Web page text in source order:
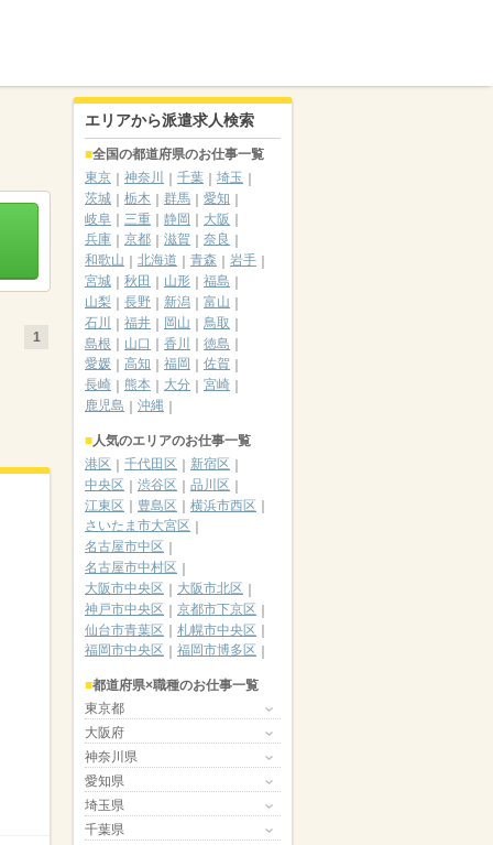
1
エリアから派遣求人検索
全国の都道府県のお仕事一覧
東京
神奈川 千葉
埼玉
茨城
栃木 群馬
愛知
岐阜
三重 静岡
大阪
兵庫
京都 滋賀
奈良
和歌山
北海道 青森
岩手
宮城
秋田 山形
福島
山梨
長野 新潟
富山
石川
福井 岡山
鳥取
島根
山口 香川
徳島
愛媛
高知 福岡
佐賀
長崎
熊本 大分
宮崎
鹿児島
沖縄
人気のエリアのお仕事一覧
港区
千代田区
新宿区
中央区
渋谷区
品川区
江東区
豊島区
横浜市西区
さいたま市大宮区
名古屋市中区
名古屋市中村区
大阪市中央区
大阪市北区
神戸市中央区
京都市下京区
仙台市青葉区
札幌市中央区
福岡市中央区
福岡市博多区
都道府県×職種のお仕事一覧
東京都
大阪府
神奈川県
愛知県
埼玉県
千葉県